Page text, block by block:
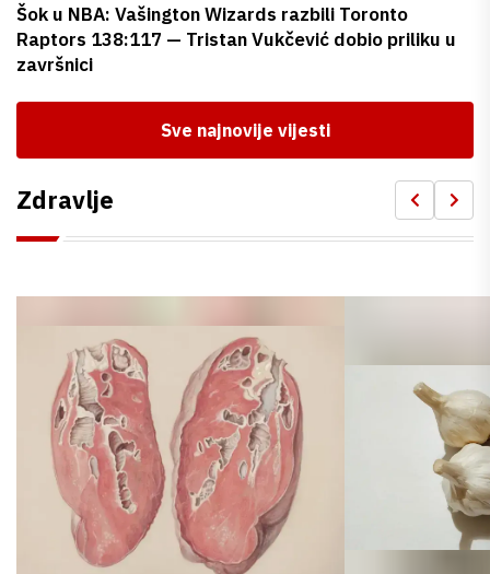
Šok u NBA: Vašington Wizards razbili Toronto
Raptors 138:117 — Tristan Vukčević dobio priliku u
završnici
Sve najnovije vijesti
Zdravlje